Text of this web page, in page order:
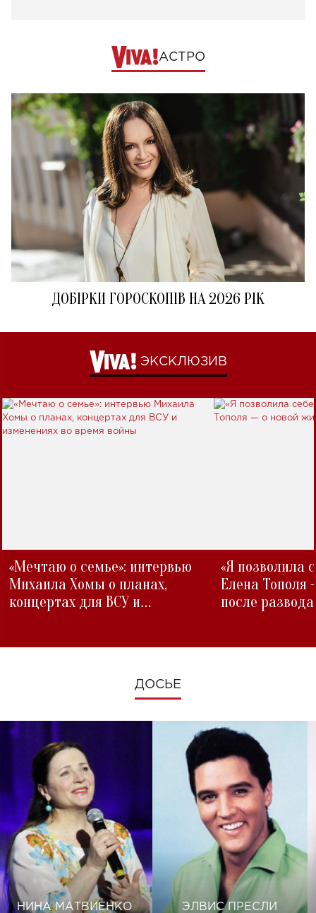
АСТРО
ДОБІРКИ ГОРОСКОПІВ НА 2026 РІК
ЭКСКЛЮЗИВ
«Мечтаю о семье»: интервью
Михаила Хомы о планах,
концертах для ВСУ и
«Я позволила
Елена Тополя
после развода
ДОСЬЕ
НИНА МАТВИЕНКО ЭЛВИС ПРЕСЛИ